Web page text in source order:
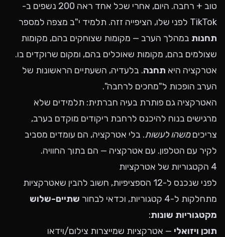
טוב + רחבה. היום, אחרי שכל אחד ראה 200 נשפים ב-
TikTok לפני שלו, הציפייה זזה. תלמיד י"ב מצפה למספר
תחנות במהלך הערב — מקומות שצוחקים בהם, מקומות
שצולמים בהם, מקומות שאוכלים בהם, ומקום שרוקדים בו.
אטרקציה היא תחנה. בלעדיה, השעתיים הראשונות של
הערב הופכות ל"מחכים לרחבה".
האטרקציה גם פותרת בעיה חברתית: תלמידים שלא
מרגישים בנוח להיכנס לרחבת ריקודים מוקדם בערב,
צריכיםמשהו לעשות. בלי אטרקציה, הם עומדים מסביב
לקיר עם הטלפון. עם אטרקציה — הם בתוך החוויה.
4 הקטגוריות של אטרקציות
לפני שנכנס ל-12 הספציפיות, חשוב להבין שאטרקציות
מתחלקות ל-4 קטגוריות, וכדאי לבחור
שתיים-שלוש
מקטגוריות שונות:
תוכן ויזואלי — אטרקציות שמייצרות צילום/וידאו